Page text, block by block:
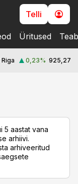
Telli
Üritused
0,23% 925,27
5 aastat vana
arhiivi.
arhiveeritud